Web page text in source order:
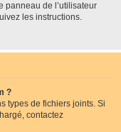
panneau de l’utilisateur
les instructions.
?
types de fichiers joints. Si
contactez